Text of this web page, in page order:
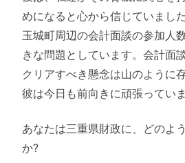
めになると心から信じていまし
玉城町周辺の会計面談の参加人
きな問題としています。会計面
クリアすべき懸念は山のように
彼は今日も前向きに頑張っていま
あなたは三重県財政に、どのよ
か?